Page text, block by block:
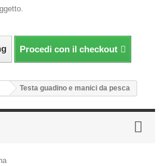
Procedi con il checkout
Testa guadino e manici da pesca